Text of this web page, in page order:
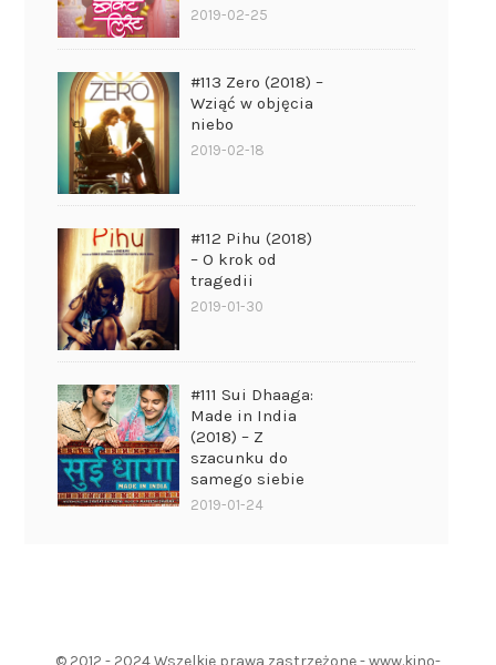
2019-02-25
#113 Zero (2018) –
Wziąć w objęcia
niebo
2019-02-18
#112 Pihu (2018)
– O krok od
tragedii
2019-01-30
#111 Sui Dhaaga:
Made in India
(2018) – Z
szacunku do
samego siebie
2019-01-24
© 2012 - 2024 Wszelkie prawa zastrzeżone - www.kino-